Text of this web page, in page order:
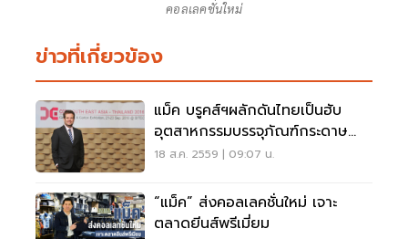
คอลเลคชั่นใหม่
ข่าวที่เกี่ยวข้อง
แม็ค บรูคส์ฯผลักดันไทยเป็นฮับ
อุตสาหกรรมบรรจุภัณฑ์กระดาษ
ลูกฟูก
18 ส.ค. 2559 | 09:07 น.
“แม็ค” ส่งคอลเลคชั่นใหม่ เจาะ
ตลาดยีนส์พรีเมี่ยม